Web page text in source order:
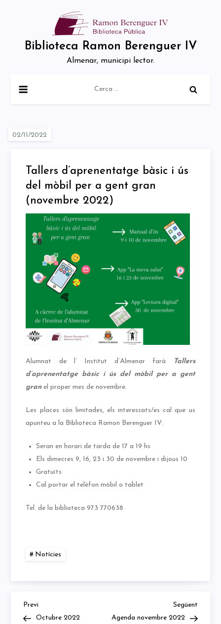
Biblioteca Ramon Berenguer IV
Almenar, municipi lector.
Tallers d’aprenentatge bàsic i ús
del mòbil per a gent gran
(novembre 2022)
Alumnat de l’ Institut d’Almenar farà
Tallers
d’aprenentatge bàsic i ús del mòbil per a gent
granel proper mes de novembre.
Les places són limitades, els interessats/es cal que us
apunteu a la Biblioteca Ramon Berenguer IV:
Seran en horari de tarda de 17 a 19 hs
Els dimecres 9, 16, 23 i 30 de novembre i dijous 10
Gratuïts
Cal portar el telèfon mòbil o tablet
Tel. de la biblioteca 973 770638
Notícies
Navegació
Previous
Post
Previ
Octubre 2022
Next
Post
Següent
Agenda novembre 2022